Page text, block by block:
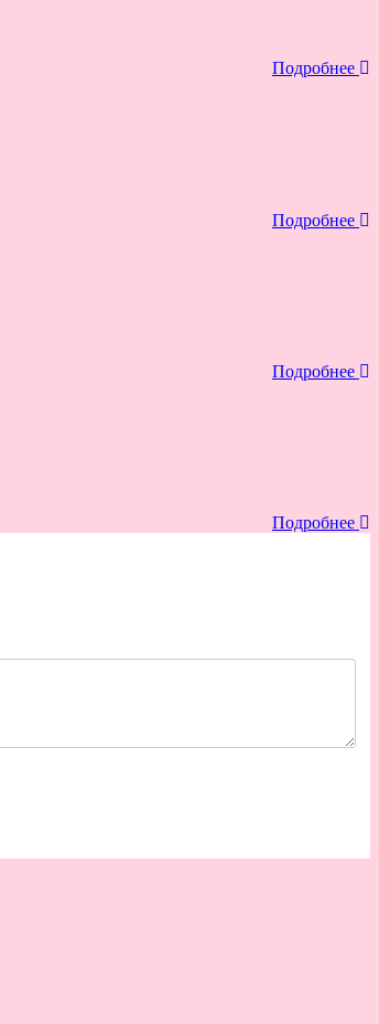
Подробнее
Подробнее
Подробнее
Подробнее